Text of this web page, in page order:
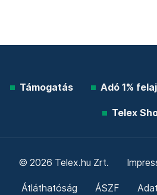
Támogatás Adó 1%
Telex
© 2026 Telex.hu Zrt.
Átláthatóság ÁSZF